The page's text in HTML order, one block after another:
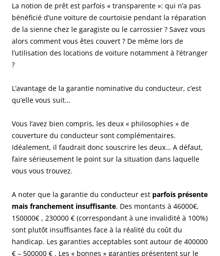
La notion de prêt est parfois « transparente »: qui n’a pas
bénéficié d’une voiture de courtoisie pendant la réparation
de la sienne chez le garagiste ou le carrossier ? Savez vous
alors comment vous êtes couvert ? De même lors de
l’utilisation des locations de voiture notamment à l’étranger
?
L’avantage de la garantie nominative du conducteur, c’est
qu’elle vous suit…
Vous l’avez bien compris, les deux « philosophies » de
couverture du conducteur sont complémentaires.
Idéalement, il faudrait donc souscrire les deux… A défaut,
faire sérieusement le point sur la situation dans laquelle
vous vous trouvez.
A noter que la garantie du conducteur est parfois présente
mais franchement insuffisante. Des montants à 46000€,
150000€ , 230000 € (correspondant à une invalidité à 100%)
sont plutôt insuffisantes face à la réalité du coût du
handicap. Les garanties acceptables sont autour de 400000
€ – 500000 € . Les « bonnes » garanties présentent sur le